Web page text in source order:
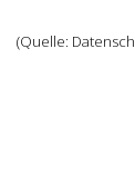
(Quelle: